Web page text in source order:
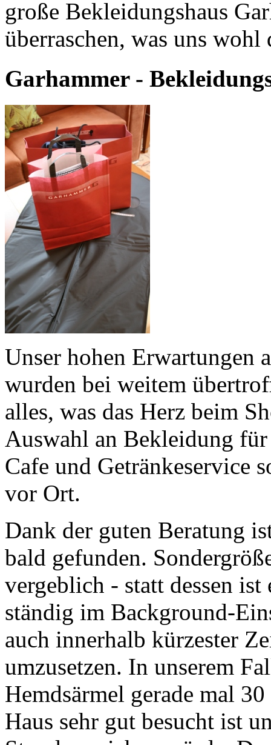
große Bekleidungshaus
überraschen, was uns wohl
Garhammer -
Unser hohen Erwartungen
wurden bei weitem
alles, was das Herz beim
Auswahl an Bekleidung
Cafe und Getränkeservice
vor Ort.
Dank der guten Beratung
bald gefunden.
vergeblich - statt dessen
ständig im Background-
auch innerhalb kürzester
umzusetzen. In unserem
Hemdsärmel gerade mal
Haus sehr gut besucht ist